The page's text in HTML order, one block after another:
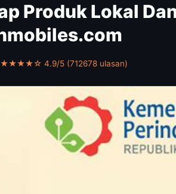
Produk Lokal
★★★★☆ 4.9/5 (712678 ulasan)